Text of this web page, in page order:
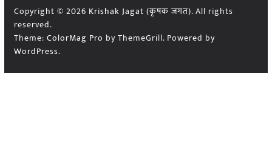
Copyright © 2026 Krishak Jagat (कृषक जगत). All rights
reserved.
Theme: ColorMag Pro by ThemeGrill. Powered by
WordPress.